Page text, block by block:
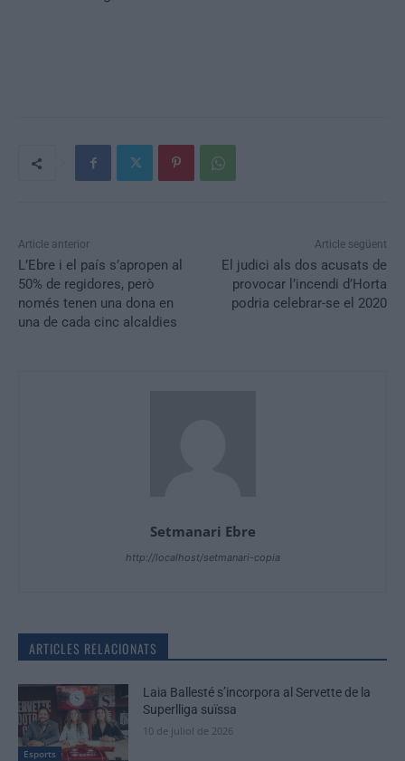
Article anterior
L’Ebre i el país s’apropen al
50% de regidores, però
només tenen una dona en
una de cada cinc alcaldies
Article següent
El judici als dos acusats de
provocar l’incendi d’Horta
podria celebrar-se el 2020
Setmanari Ebre
http://localhost/setmanari-copia
ARTICLES RELACIONATS
Esports
Laia Ballesté s’incorpora al Servette de la
Superlliga suïssa
10 de juliol de 2026